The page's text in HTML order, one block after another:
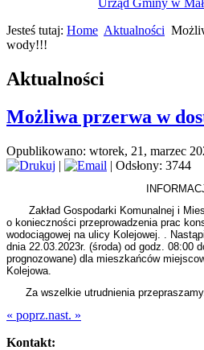
Urząd Gminy w
Jesteś tutaj: Home Aktualności
wody!!!
Aktualności
Możliwa przerwa w
Opublikowano: wtorek, 21, marzec
|
| Odsłony: 3744
Zakład Gospodarki Komunalnej i
o konieczności przeprowadzenia prac
wodociągowej na ulicy Kolejowej. .
dnia 22.03.2023r. (środa) od godz. 08:00
prognozowane) dla mieszkańców
Kolejowa.
Za wszelkie utrudnienia
« poprz.nast. »
Kontakt: